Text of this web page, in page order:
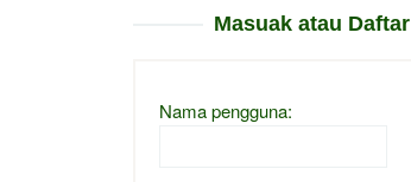
Masuak atau Daftar
Nama pengguna: